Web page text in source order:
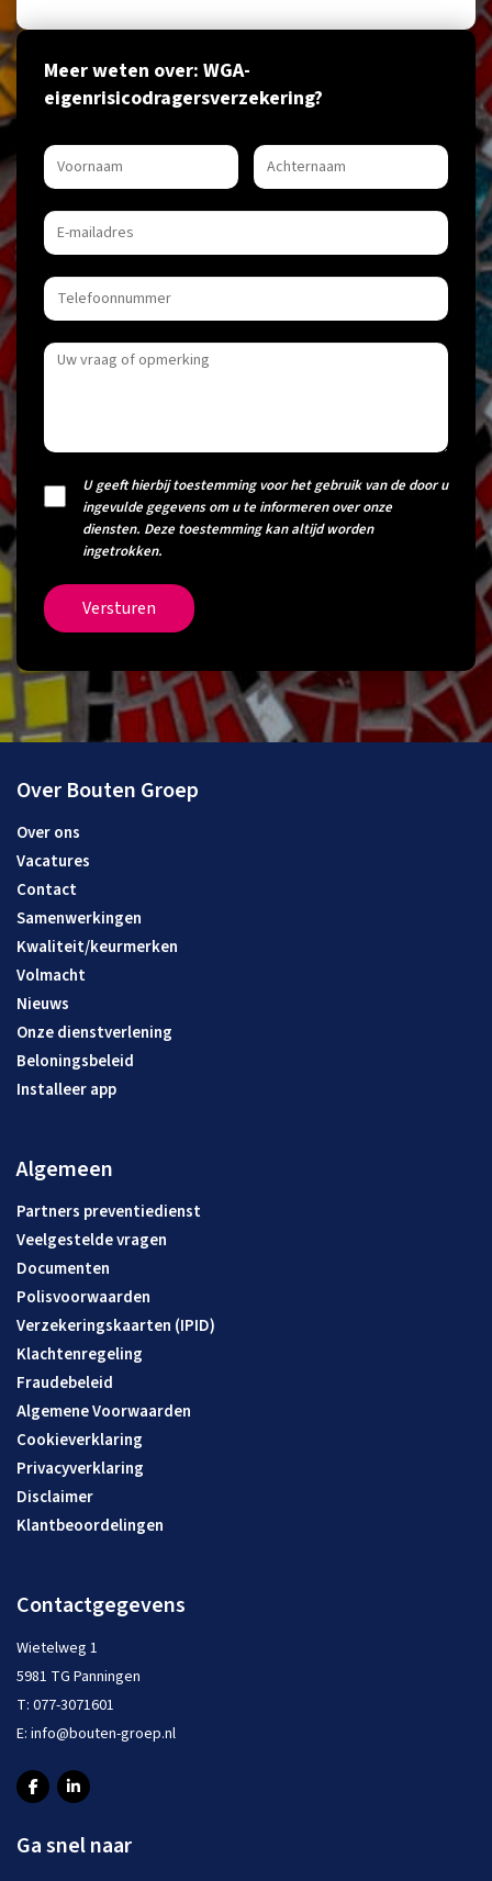
Meer weten over: WGA-
eigenrisicodragersverzekering?
U geeft hierbij toestemming voor het gebruik van de door u
ingevulde gegevens om u te informeren over onze
diensten. Deze toestemming kan altijd worden
ingetrokken.
Versturen
Over Bouten Groep
Over ons
Vacatures
Contact
Samenwerkingen
Kwaliteit/keurmerken
Volmacht
Nieuws
Onze dienstverlening
Beloningsbeleid
Installeer app
Algemeen
Partners preventiedienst
Veelgestelde vragen
Documenten
Polisvoorwaarden
Verzekeringskaarten (IPID)
Klachtenregeling
Fraudebeleid
Algemene Voorwaarden
Cookieverklaring
Privacyverklaring
Disclaimer
Klantbeoordelingen
Contactgegevens
Wietelweg 1
5981 TG Panningen
T: 077-3071601
E: info@bouten-groep.nl
Ga snel naar